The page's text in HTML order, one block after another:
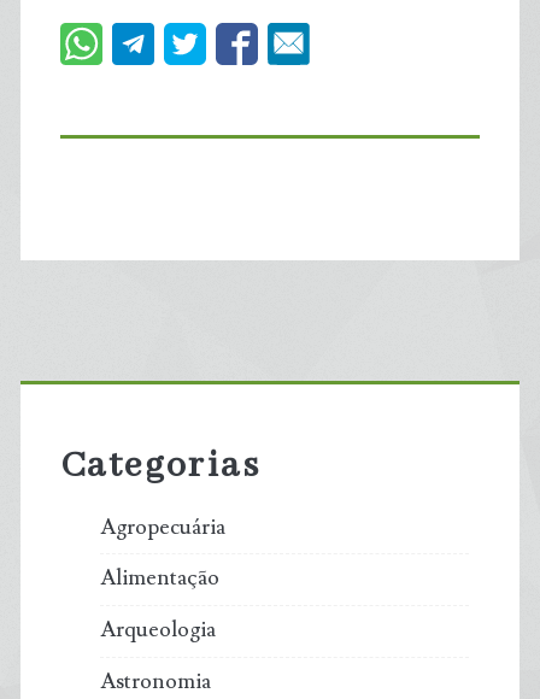
Primary
Sidebar
Categorias
Agropecuária
Alimentação
Arqueologia
Astronomia